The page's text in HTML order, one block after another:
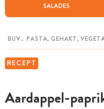
SALADES
RECEPT
Aardappel-
CHAT MET MAIA
MIJN BEWAARDE RECEPTEN